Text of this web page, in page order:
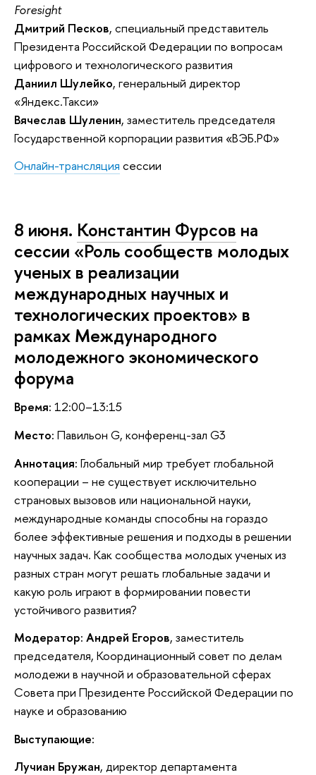
Foresight
Дмитрий Песков, специальный представитель
Президента Российской Федерации по вопросам
цифрового и технологического развития
Даниил Шулейко, генеральный директор
«Яндекс.Такси»
Вячеслав Шуленин, заместитель председателя
Государственной корпорации развития «ВЭБ.РФ»
Онлайн-трансляция сессии
8 июня. Константин Фурсов на
сессии «Роль сообществ молодых
ученых в реализации
международных научных и
технологических проектов» в
рамках Международного
молодежного экономического
форума
Время: 12:00–13:15
Место: Павильон G, конференц-зал G3
Аннотация: Глобальный мир требует глобальной
кооперации – не существует исключительно
страновых вызовов или национальной науки,
международные команды способны на гораздо
более эффективные решения и подходы в решении
научных задач. Как сообщества молодых ученых из
разных стран могут решать глобальные задачи и
какую роль играют в формировании повести
устойчивого развития?
Модератор: Андрей Егоров, заместитель
председателя, Координационный совет по делам
молодежи в научной и образовательной сферах
Совета при Президенте Российской Федерации по
науке и образованию
Выступающие:
Лучиан Бружан, директор департамента